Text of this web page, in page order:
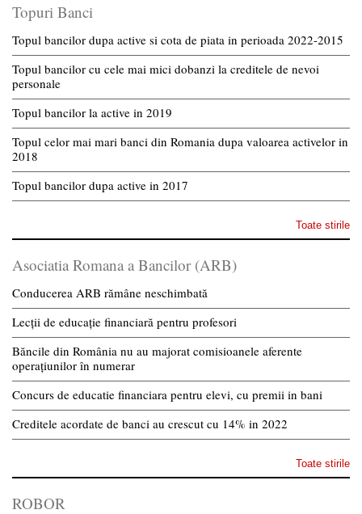
Topuri Banci
Topul bancilor dupa active si cota de piata in perioada 2022-2015
Topul bancilor cu cele mai mici dobanzi la creditele de nevoi
personale
Topul bancilor la active in 2019
Topul celor mai mari banci din Romania dupa valoarea activelor in
2018
Topul bancilor dupa active in 2017
Toate stirile
Asociatia Romana a Bancilor (ARB)
Conducerea ARB rămâne neschimbată
Lecții de educație financiară pentru profesori
Băncile din România nu au majorat comisioanele aferente
operațiunilor în numerar
Concurs de educatie financiara pentru elevi, cu premii in bani
Creditele acordate de banci au crescut cu 14% in 2022
Toate stirile
ROBOR